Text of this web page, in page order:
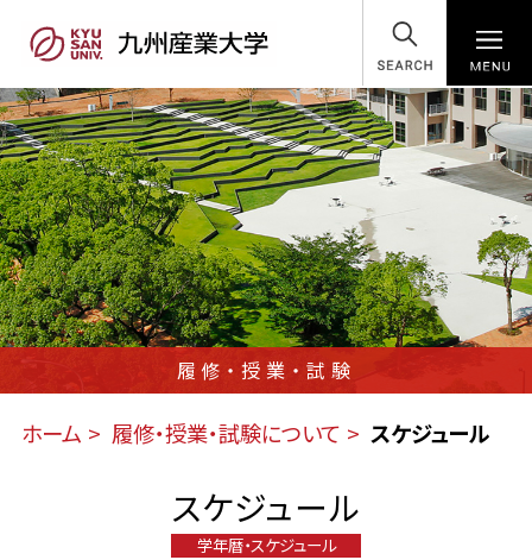
SEARCH
履修・授業・試験
ホーム 履修・授業・試験について スケジュール
スケジュール
学年暦・スケジュール